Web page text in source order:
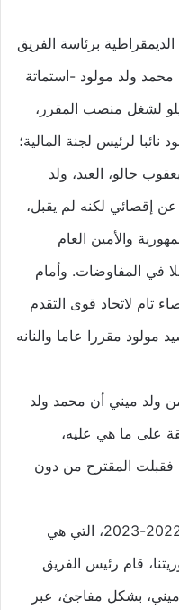
برئاسة الفريق
ولد مولود -استماتة
لشغل منصب المقرر،
نائبا لرئيس لجنة المالية؛
جالو، العيد، ولد
إقصائي لكنه لم يقبل،
والأمين العام
في المفاوضات. وأمام
تام لاتحاد قوى التقدم
مولود مقررا عاما والنانه
ولد ميني أن محمد ولد
على ما هي عليه،
فقبلت المقترح من دون
وبعد افتتاح الدورة البرلمانية الأولى 2022-2023، التي هي
قام رئيس الفريق
بشكل مفاجئ، عبر